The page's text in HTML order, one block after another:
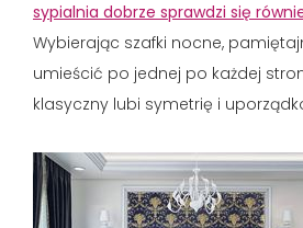
sypialnia dobrze sprawdzi się
Wybierając szafki nocne,
umieścić po jednej po każdej
klasyczny lubi symetrię i